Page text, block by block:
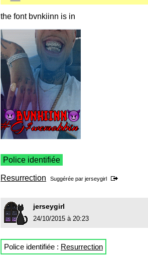
the font bvnkiinn is in
Police identifiée
Resurrection Suggérée par jerseygirl
jerseygirl
24/10/2015 à 20:23
Police identifiée : Resurrection